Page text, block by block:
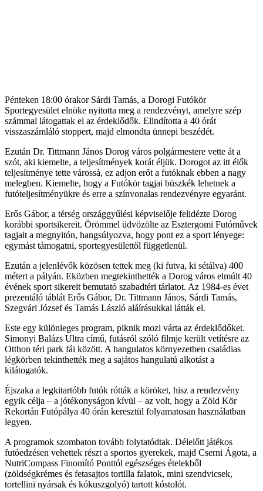
Pénteken 18:00 órakor Sárdi Tamás, a Dorogi Futókör
Sportegyesület elnöke nyitotta meg a rendezvényt, amelyre szép
számmal látogattak el az érdeklődők. Elindította a 40 órát
visszaszámláló stoppert, majd elmondta ünnepi beszédét.
Ezután Dr. Tittmann János Dorog város polgármestere vette át a
szót, aki kiemelte, a teljesítmények korát éljük. Dorogot az itt élők
teljesítménye tette várossá, ez adjon erőt a futóknak ebben a nagy
melegben. Kiemelte, hogy a Futókör tagjai büszkék lehetnek a
futóteljesítményükre és erre a színvonalas rendezvényre egyaránt.
Erős Gábor, a térség országgyűlési képviselője felidézte Dorog
korábbi sportsikereit. Örömmel üdvözölte az Esztergomi Futóművek
tagjait a megnyitón, hangsúlyozva, hogy pont ez a sport lényege:
egymást támogatni, sportegyesülettől függetlenül.
Ezután a jelenlévők közösen tettek meg (ki futva, ki sétálva) 400
métert a pályán. Eközben megtekinthették a Dorog város elmúlt 40
évének sport sikereit bemutató szabadtéri tárlatot. Az 1984-es évet
prezentáló táblát Erős Gábor, Dr. Tittmann János, Sárdi Tamás,
Szegvári József és Tamás László aláírásukkal látták el.
Este egy különleges program, piknik mozi várta az érdeklődőket.
Simonyi Balázs Ultra című, futásról szóló filmje került vetítésre az
Otthon téri park fái között. A hangulatos környezetben családias
légkörben tekinthették meg a sajátos hangulatú alkotást a
kilátogatók.
Éjszaka a legkitartóbb futók rótták a köröket, hisz a rendezvény
egyik célja – a jótékonyságon kívül – az volt, hogy a Zöld Kör
Rekortán Futópálya 40 órán keresztül folyamatosan használatban
legyen.
A programok szombaton tovább folytatódtak. Délelőtt játékos
futóedzésen vehettek részt a sportos gyerekek, majd Cserni Ágota, a
NutriCompass Finomító Ponttól egészséges ételekből
(zöldségkrémes és fetasajtos tortilla falatok, mini szendvicsek,
tortellini nyársak és kókuszgolyó) tartott kóstolót.